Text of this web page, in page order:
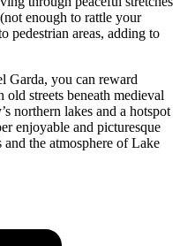
enough to rattle your
pedestrian areas, adding to
Garda, you can reward
streets beneath medieval
northern lakes and a hotspot
enjoyable and picturesque
the atmosphere of Lake